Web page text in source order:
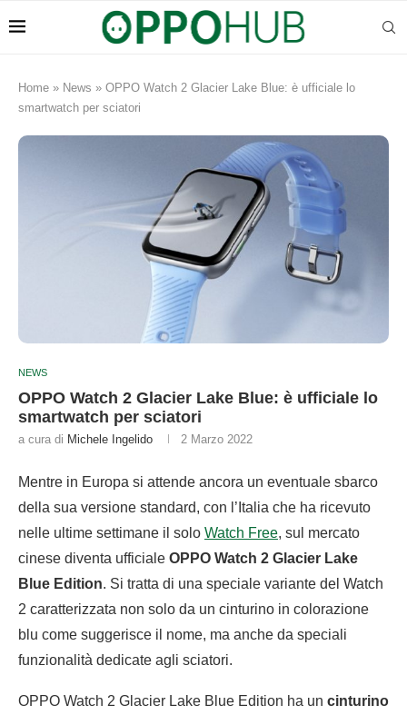
Home » News » OPPO Watch 2 Glacier Lake Blue: è ufficiale lo
smartwatch per sciatori
NEWS
OPPO Watch 2 Glacier Lake Blue: è ufficiale lo
smartwatch per sciatori
a cura di Michele Ingelido 2 Marzo 2022
Mentre in Europa si attende ancora un eventuale sbarco
della sua versione standard, con l’Italia che ha ricevuto
nelle ultime settimane il solo Watch Free, sul mercato
cinese diventa ufficiale OPPO Watch 2 Glacier Lake
Blue Edition. Si tratta di una speciale variante del Watch
2 caratterizzata non solo da un cinturino in colorazione
blu come suggerisce il nome, ma anche da speciali
funzionalità dedicate agli sciatori.
OPPO Watch 2 Glacier Lake Blue Edition ha un cinturino